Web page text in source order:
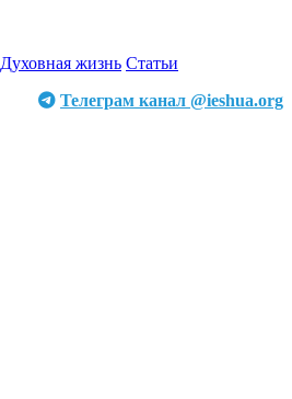
Духовная жизнь Статьи
Телеграм канал @ieshua.org